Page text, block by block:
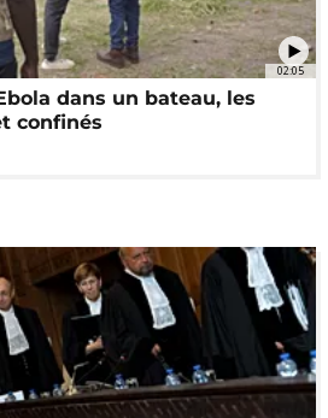
02:05
dans un bateau, les
confinés